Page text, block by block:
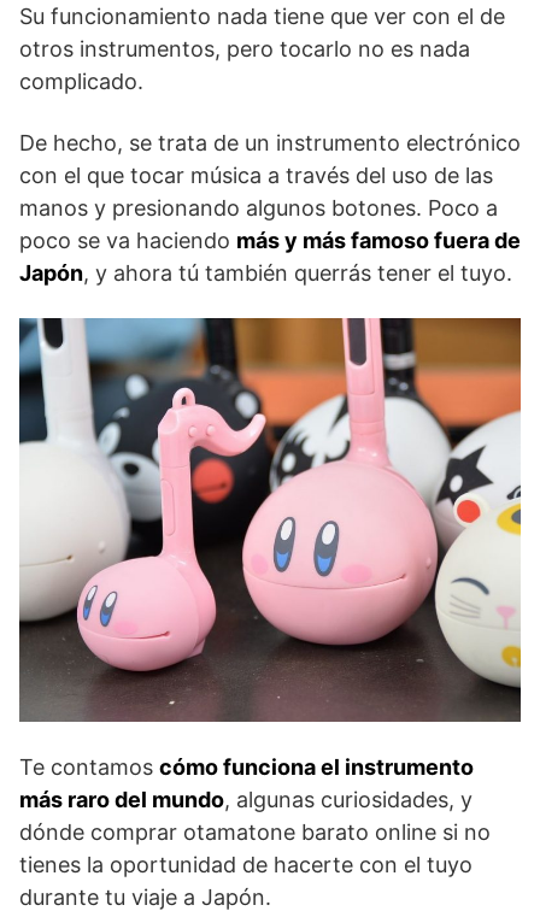
Su funcionamiento nada tiene que ver con el de
otros instrumentos, pero tocarlo no es nada
complicado.
De hecho, se trata de un instrumento electrónico
con el que tocar música a través del uso de las
manos y presionando algunos botones. Poco a
poco se va haciendo más y más famoso fuera de
Japón, y ahora tú también querrás tener el tuyo.
Te contamos cómo funciona el instrumento
más raro del mundo, algunas curiosidades, y
dónde comprar otamatone barato online si no
tienes la oportunidad de hacerte con el tuyo
durante tu viaje a Japón.